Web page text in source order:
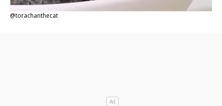
@torachanthecat